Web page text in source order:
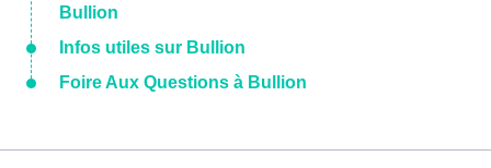
Bullion
Infos utiles sur Bullion
Foire Aux Questions à Bullion